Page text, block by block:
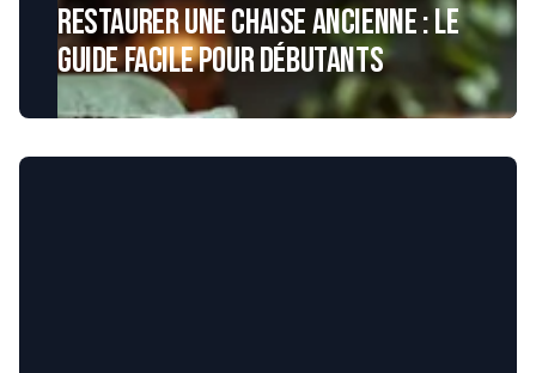
Restaurer une chaise ancienne : le
guide facile pour débutants